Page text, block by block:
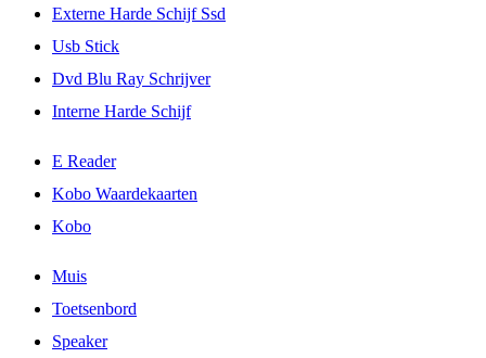
Externe Harde Schijf Ssd
Usb Stick
Dvd Blu Ray Schrijver
Interne Harde Schijf
E Reader
Kobo Waardekaarten
Kobo
Muis
Toetsenbord
Speaker